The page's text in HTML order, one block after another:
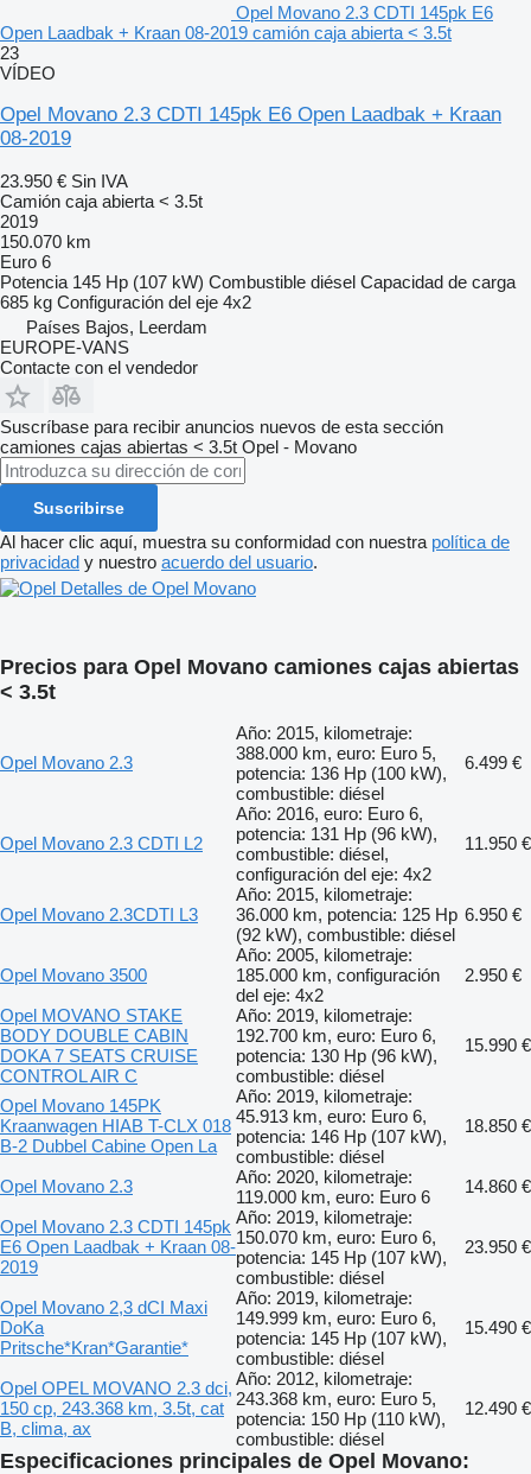
Opel Movano 2.3 CDTI 145pk E6
Open Laadbak + Kraan 08-2019 camión caja abierta < 3.5t
23
VÍDEO
Opel Movano 2.3 CDTI 145pk E6 Open Laadbak + Kraan
08-2019
23.950 € Sin IVA
Camión caja abierta < 3.5t
2019
150.070 km
Euro 6
Potencia 145 Hp (107 kW) Combustible diésel Capacidad de carga
685 kg Configuración del eje 4x2
Países Bajos, Leerdam
EUROPE-VANS
Contacte con el vendedor
Suscríbase para recibir anuncios nuevos de esta sección
camiones cajas abiertas < 3.5t Opel - Movano
Suscribirse
Al hacer clic aquí, muestra su conformidad con nuestra política de
privacidad y nuestro acuerdo del usuario.
Detalles de Opel Movano
Precios para Opel Movano camiones cajas abiertas
< 3.5t
Opel Movano 2.3
Año: 2015, kilometraje:
388.000 km, euro: Euro 5,
potencia: 136 Hp (100 kW),
combustible: diésel
6.499 €
Opel Movano 2.3 CDTI L2
Año: 2016, euro: Euro 6,
potencia: 131 Hp (96 kW),
combustible: diésel,
configuración del eje: 4x2
11.950 €
Opel Movano 2.3CDTI L3
Año: 2015, kilometraje:
36.000 km, potencia: 125 Hp
(92 kW), combustible: diésel
6.950 €
Opel Movano 3500
Año: 2005, kilometraje:
185.000 km, configuración
del eje: 4x2
2.950 €
Opel MOVANO STAKE
BODY DOUBLE CABIN
DOKA 7 SEATS CRUISE
CONTROL AIR C
Año: 2019, kilometraje:
192.700 km, euro: Euro 6,
potencia: 130 Hp (96 kW),
combustible: diésel
15.990 €
Opel Movano 145PK
Kraanwagen HIAB T-CLX 018
B-2 Dubbel Cabine Open La
Año: 2019, kilometraje:
45.913 km, euro: Euro 6,
potencia: 146 Hp (107 kW),
combustible: diésel
18.850 €
Opel Movano 2.3
Año: 2020, kilometraje:
119.000 km, euro: Euro 6
14.860 €
Opel Movano 2.3 CDTI 145pk
E6 Open Laadbak + Kraan 08-
2019
Año: 2019, kilometraje:
150.070 km, euro: Euro 6,
potencia: 145 Hp (107 kW),
combustible: diésel
23.950 €
Opel Movano 2,3 dCI Maxi
DoKa
Pritsche*Kran*Garantie*
Año: 2019, kilometraje:
149.999 km, euro: Euro 6,
potencia: 145 Hp (107 kW),
combustible: diésel
15.490 €
Opel OPEL MOVANO 2.3 dci,
150 cp, 243.368 km, 3.5t, cat
B, clima, ax
Año: 2012, kilometraje:
243.368 km, euro: Euro 5,
potencia: 150 Hp (110 kW),
combustible: diésel
12.490 €
Especificaciones principales de Opel Movano: